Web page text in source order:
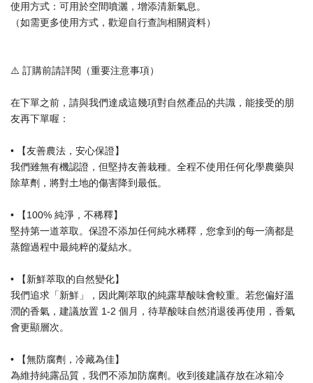
使用方式：可用於空間噴灑，增添清新氣息。
（如需更多使用方式，歡迎自行查詢相關資料）
⚠️ 訂購前請詳閱（重要注意事項）
在下單之前，請與我們達成這幾項對自然產品的共識，能接受的朋
友再下單喔：
• 【友善農法，安心保證】
我們雖無有機認證，但堅持友善栽種。全程不使用任何化學農藥與
除草劑，將對土地的傷害降到最低。
• 【100% 純淨，不稀釋】
堅持第一道萃取。保證不添加任何純水稀釋，您拿到的每一滴都是
蒸餾過程中最純粹的凝結水。
• 【新鮮萃取的自然變化】
我們追求「新鮮」，因此剛萃取的純露草酸味會較重。若您偏好溫
潤的香氣，建議放置 1-2 個月，待草酸味自然消退後再使用，香氣
會更顯層次。
• 【無防腐劑，冷藏為佳】
為維持純露品質，我們不添加防腐劑。收到後建議存放在冰箱冷